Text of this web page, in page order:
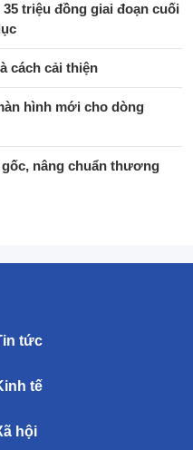
triệu đồng giai đoạn cuối
cách cải thiện
hình mới cho dòng
nâng chuẩn thương
tức
tế
hội